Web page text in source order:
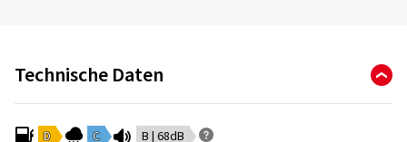
Technische Daten
D C B | 68dB